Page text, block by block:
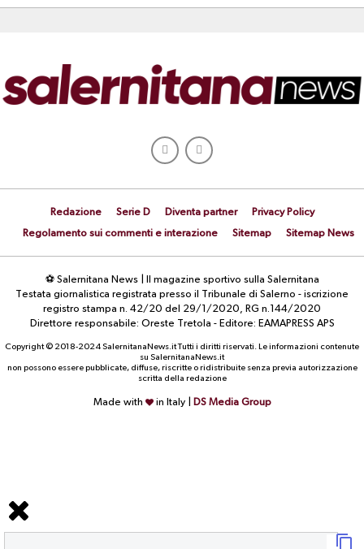
Redazione Serie D Diventa partner
Privacy Policy
Regolamento sui commenti e interazione
Sitemap Sitemap News
⚽ Salernitana News | Il magazine sportivo sulla Salernitana
Testata giornalistica registrata presso il Tribunale di Salerno - iscrizione
registro stampa n. 42/20 del 29/1/2020, RG n.144/2020
Direttore responsabile: Oreste Tretola - Editore: EAMAPRESS APS
Copyright © 2018-2024 SalernitanaNews.it Tutti i diritti riservati. Le informazioni contenute
su SalernitanaNews.it
non possono essere pubblicate, diffuse, riscritte o ridistribuite senza previa autorizzazione
scritta della redazione
Made with in Italy | DS Media Group